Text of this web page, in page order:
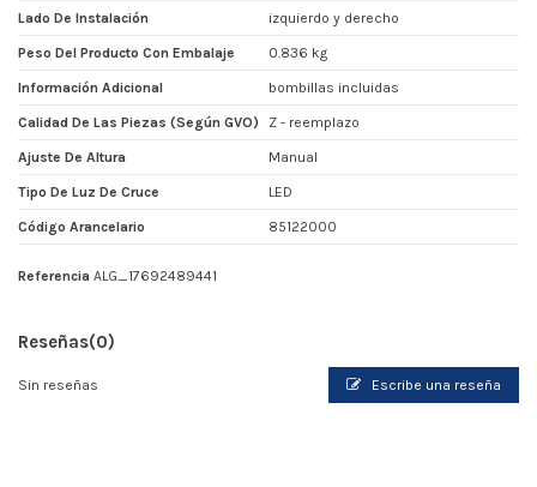
Lado De Instalación izquierdo y derecho
Peso Del Producto Con Embalaje 0.836 kg
Información Adicional bombillas incluidas
Calidad De Las Piezas (según GVO) Z - reemplazo
Ajuste De Altura Manual
Tipo De Luz De Cruce LED
Código Arancelario 85122000
Referencia ALG_17692489441
Reseñas(0)
Sin reseñas Escribe una reseña